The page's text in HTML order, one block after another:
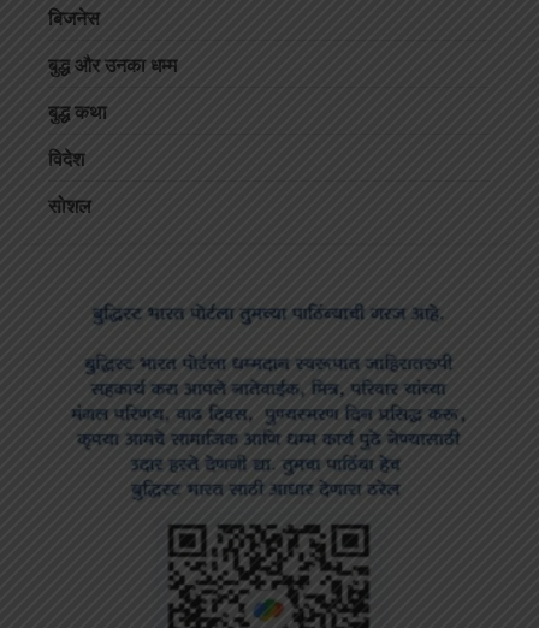
बिजनेस
बुद्ध और उनका धम्म
बुद्ध कथा
विदेश
सोशल